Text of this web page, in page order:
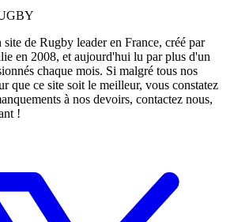
de Rugby leader en France, créé par
en 2008, et aujourd'hui lu par plus d'un
chaque mois. Si malgré tous nos
que ce site soit le meilleur, vous constatez
à nos devoirs, contactez nous,
!